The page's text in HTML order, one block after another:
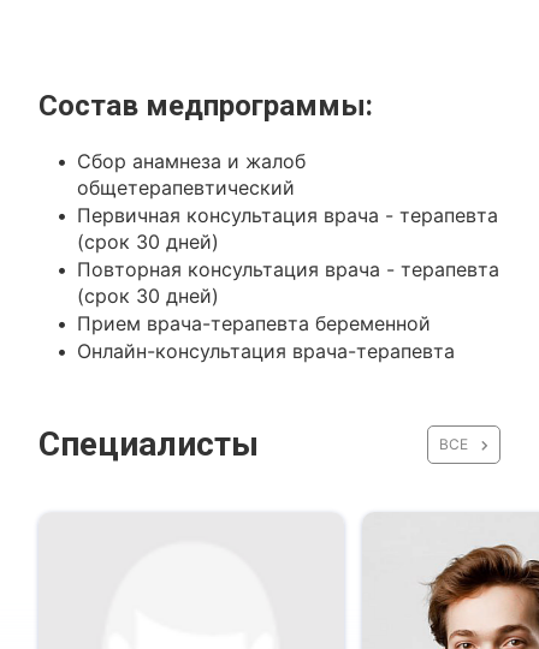
Состав медпрограммы:
Сбор анамнеза и жалоб
общетерапевтический
Первичная консультация врача - терапевта
(срок 30 дней)
Повторная консультация врача - терапевта
(срок 30 дней)
Прием врача-терапевта беременной
Онлайн-консультация врача-терапевта
Специалисты ВСЕ